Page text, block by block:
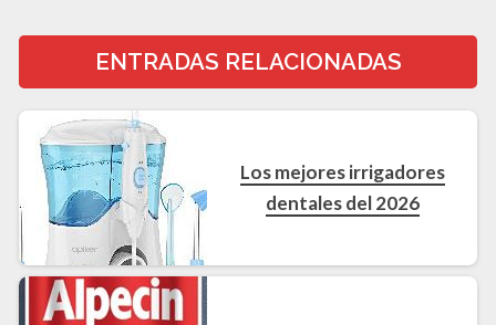
ENTRADAS RELACIONADAS
Los mejores irrigadores
dentales del 2026